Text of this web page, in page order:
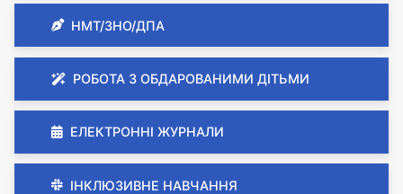
НМТ/ЗНО/ДПА
РОБОТА З ОБДАРОВАНИМИ ДІТЬМИ
ЕЛЕКТРОННІ ЖУРНАЛИ
ІНКЛЮЗИВНЕ НАВЧАННЯ